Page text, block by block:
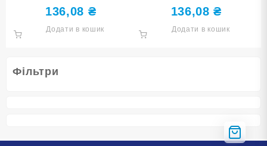
Фільтри
КУЛЬКА синій DQ-W-Blue
136,08 ₴
Додати в кошик
КАМІНЧИК синій DQ-82100-
Blue
136,08₴
Додати в кошик